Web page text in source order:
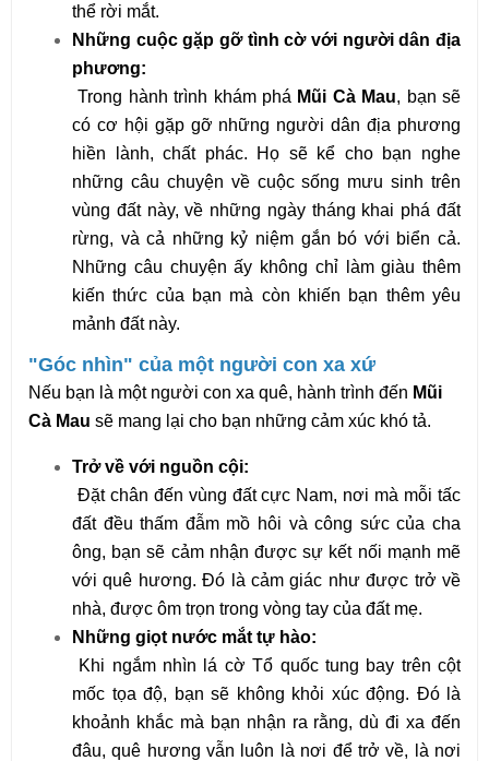
thể rời mắt.
Những cuộc gặp gỡ tình cờ với người dân địa
phương:
Trong hành trình khám phá Mũi Cà Mau, bạn sẽ
có cơ hội gặp gỡ những người dân địa phương
hiền lành, chất phác. Họ sẽ kể cho bạn nghe
những câu chuyện về cuộc sống mưu sinh trên
vùng đất này, về những ngày tháng khai phá đất
rừng, và cả những kỷ niệm gắn bó với biển cả.
Những câu chuyện ấy không chỉ làm giàu thêm
kiến thức của bạn mà còn khiến bạn thêm yêu
mảnh đất này.
"Góc nhìn" của một người con xa xứ
Nếu bạn là một người con xa quê, hành trình đến Mũi
Cà Mau sẽ mang lại cho bạn những cảm xúc khó tả.
Trở về với nguồn cội:
Đặt chân đến vùng đất cực Nam, nơi mà mỗi tấc
đất đều thấm đẫm mồ hôi và công sức của cha
ông, bạn sẽ cảm nhận được sự kết nối mạnh mẽ
với quê hương. Đó là cảm giác như được trở về
nhà, được ôm trọn trong vòng tay của đất mẹ.
Những giọt nước mắt tự hào:
Khi ngắm nhìn lá cờ Tổ quốc tung bay trên cột
mốc tọa độ, bạn sẽ không khỏi xúc động. Đó là
khoảnh khắc mà bạn nhận ra rằng, dù đi xa đến
đâu, quê hương vẫn luôn là nơi để trở về, là nơi